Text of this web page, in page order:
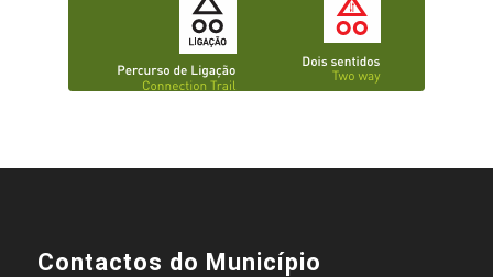
Contactos do Município